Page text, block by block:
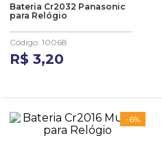
Bateria Cr2032 Panasonic
para Relógio
Código: 10068
R$ 3,20
-6%